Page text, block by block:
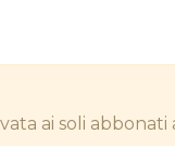
ai soli